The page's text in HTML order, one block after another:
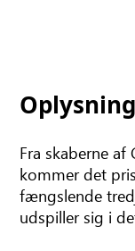
Fra skaberne
kommer det
fængslende
udspiller sig i